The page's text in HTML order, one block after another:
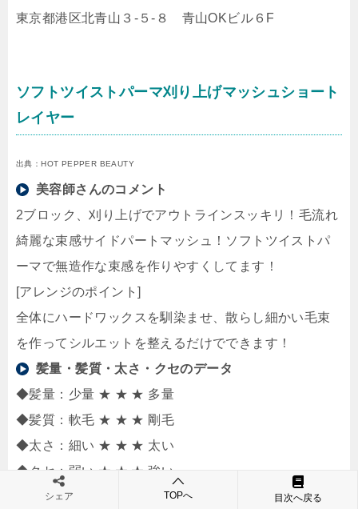
東京都港区北青山３-５-８ 青山OKビル６F
ソフトツイストパーマ刈り上げマッシュショート
レイヤー
出典：HOT PEPPER BEAUTY
美容師さんのコメント
2ブロック、刈り上げでアウトラインスッキリ！毛流れ
綺麗な束感サイドパートマッシュ！ソフトツイストパ
ーマで無造作な束感を作りやすくしてます！
[アレンジのポイント]
全体にハードワックスを馴染ませ、散らし細かい毛束
を作ってシルエットを整えるだけでできます！
髪量・髪質・太さ・クセのデータ
◆髪量：少量 ★ ★ ★ 多量
◆髪質：軟毛 ★ ★ ★ 剛毛
◆太さ：細い ★ ★ ★ 太い
◆クセ：弱い ★ ★ ★ 強い
美容室：
fifth men’s 原宿【フィフス メンズ】
シェア TOPへ 目次へ戻る